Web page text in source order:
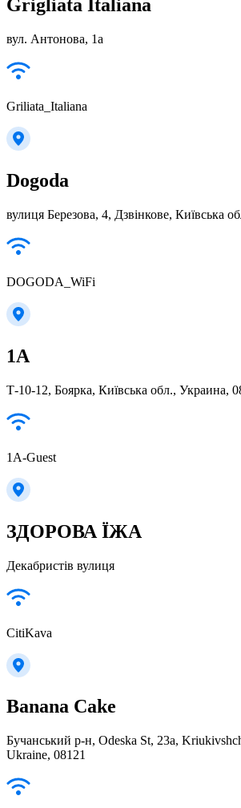
Grigliata Italiana
вул. Антонова, 1а
Griliata_Italiana
Dogoda
вулиця Березова, 4, Дзвінкове, Київська
DOGODA_WiFi
1А
Т-10-12, Боярка, Київська обл., Украина,
1A-Guest
ЗДОРОВА ЇЖА
Декабристів вулиця
CitiKava
Banana Cake
Бучанський р-н, Odeska St, 23а,
Ukraine, 08121